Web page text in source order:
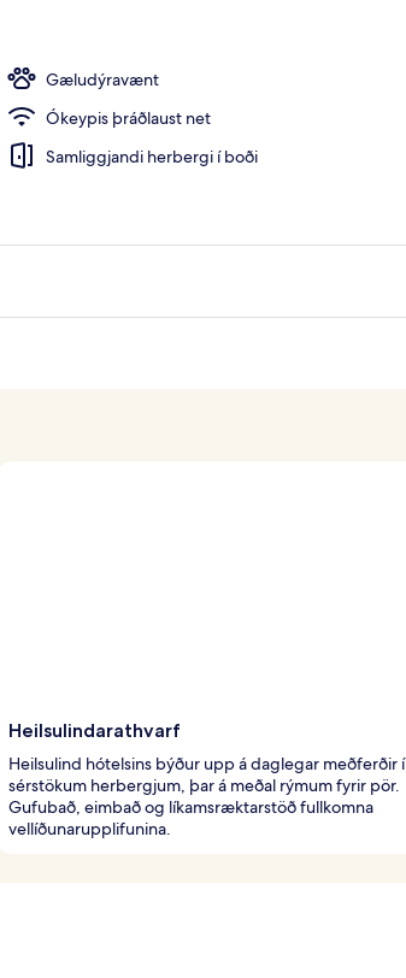
Gæludýravænt
Ókeypis þráðlaust net
Samliggjandi herbergi í boði
Heilsulindarathvarf
Heilsulind hótelsins býður upp á daglegar meðferðir í
sérstökum herbergjum, þar á meðal rýmum fyrir pör.
Gufubað, eimbað og líkamsræktarstöð fullkomna
vellíðunarupplifunina.